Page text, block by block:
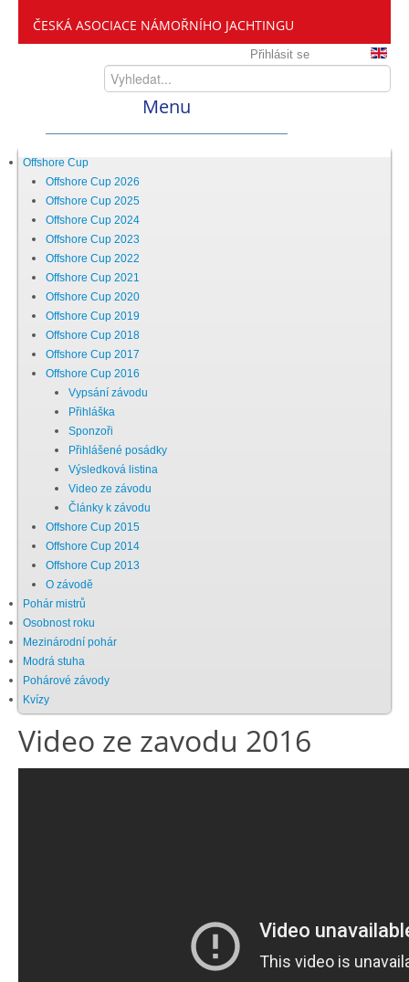
ČESKÁ ASOCIACE NÁMOŘNÍHO JACHTINGU
Přihlásit se
Menu
Home
ČANY
Kdo jsme
Zveme vás mezi nás
Setkání ČANY
Chci se stát členem
Oznámení
Členské příspěvky
Dokumenty ke stažení
Ochrana osobních údajů
Legislativa
Offshore Cup
Offshore Cup 2026
Offshore Cup 2025
Offshore Cup 2024
Offshore Cup 2023
Offshore Cup 2022
Offshore Cup 2021
Offshore Cup 2020
Offshore Cup 2019
Offshore Cup 2018
Offshore Cup 2017
Offshore Cup 2016
Vypsání závodu
Přihláška
Sponzoři
Přihlášené posádky
Výsledková listina
Video ze závodu
Články k závodu
Offshore Cup 2015
Offshore Cup 2014
Offshore Cup 2013
O závodě
Pohár mistrů
Osobnost roku
Mezinárodní pohár
Modrá stuha
Pohárové závody
Kvízy
Video ze zavodu 2016